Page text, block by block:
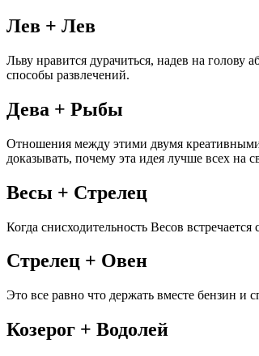
Лев + Лев
Льву нравится дурачиться, надев на
способы развлечений.
Дева + Рыбы
Отношения между этими двумя креативными
доказывать, почему эта идея лучше всех на
Весы + Стрелец
Когда снисходительность Весов
Стрелец + Овен
Это все равно что держать вместе бензин
Козерог + Водолей